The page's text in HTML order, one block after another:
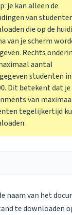
je kan alleen de
van
die op de
van je scherm
Rechts
aantal
studenten
Dit betekent dat je
van
tegelijkertijd
naam van het
te downloaden